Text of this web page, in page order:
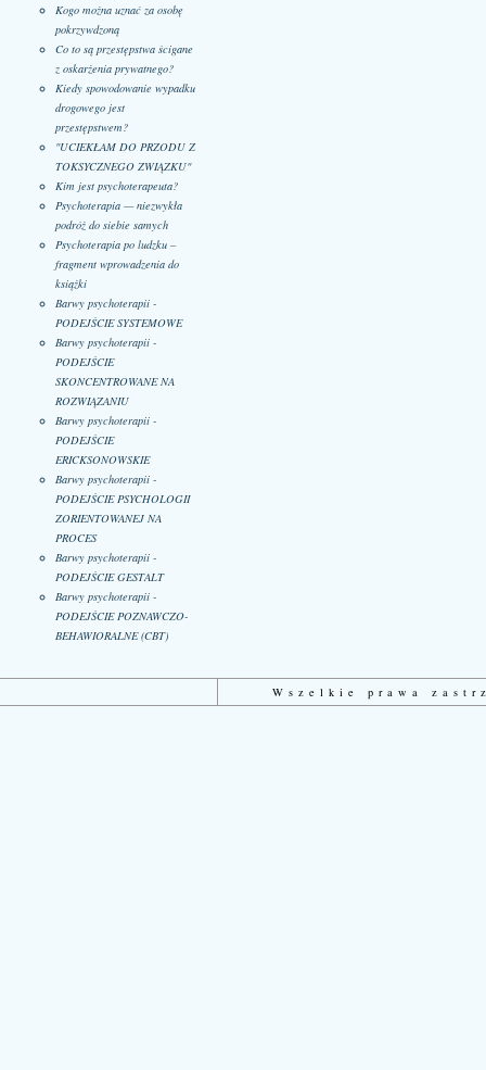
Kogo można uznać za osobę
pokrzywdzoną
Co to są przestępstwa ścigane
z oskarżenia prywatnego?
Kiedy spowodowanie wypadku
drogowego jest
przestępstwem?
"UCIEKŁAM DO PRZODU Z
TOKSYCZNEGO ZWIĄZKU"
Kim jest psychoterapeuta?
Psychoterapia — niezwykła
podróż do siebie samych
Psychoterapia po ludzku –
fragment wprowadzenia do
książki
Barwy psychoterapii -
PODEJŚCIE SYSTEMOWE
Barwy psychoterapii -
PODEJŚCIE
SKONCENTROWANE NA
ROZWIĄZANIU
Barwy psychoterapii -
PODEJŚCIE
ERICKSONOWSKIE
Barwy psychoterapii -
PODEJŚCIE PSYCHOLOGII
ZORIENTOWANEJ NA
PROCES
Barwy psychoterapii -
PODEJŚCIE GESTALT
Barwy psychoterapii -
PODEJŚCIE POZNAWCZO-
BEHAWIORALNE (CBT)
Wszelkie prawa